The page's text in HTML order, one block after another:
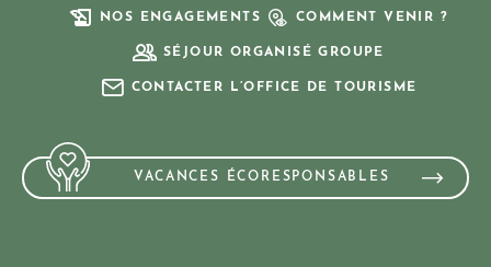
NOS ENGAGEMENTS COMMENT VENIR ?
SÉJOUR ORGANISÉ GROUPE
CONTACTER L’OFFICE DE TOURISME
VACANCES ÉCORESPONSABLES